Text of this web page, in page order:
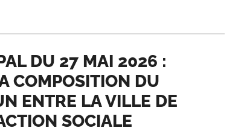
DU 27 MAI 2026 :
COMPOSITION DU
ENTRE LA VILLE DE
SOCIALE